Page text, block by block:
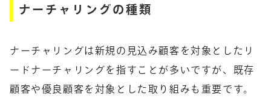
ナーチャリングの種類
ナーチャリングは新規の見込み顧客を対象としたリ
ードナーチャリングを指すことが多いですが、既存
顧客や優良顧客を対象とした取り組みも重要です。